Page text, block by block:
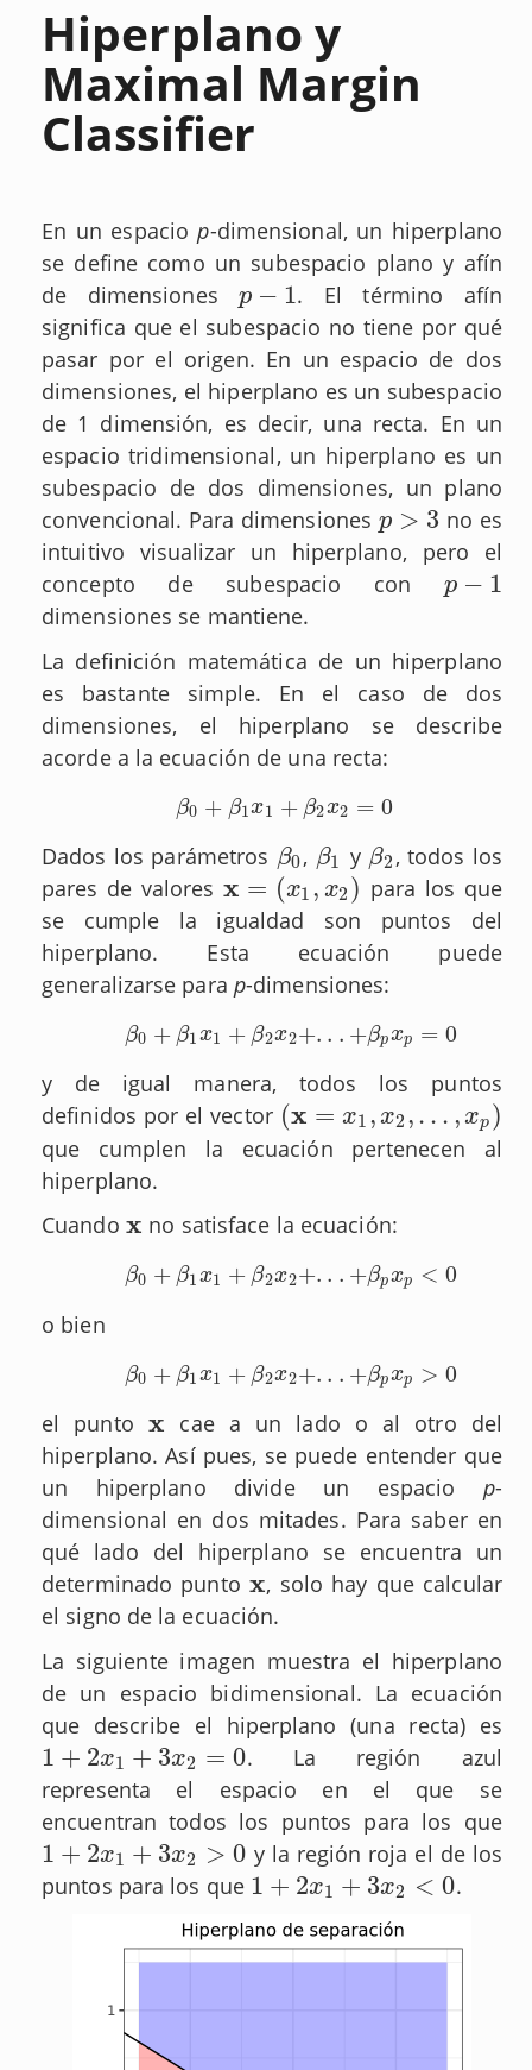
Hiperplano y
Maximal Margin
Classifier
En un espaciop-dimensional, un hiperplano
se define como un subespacio plano y afín
de dimensionesp − 1
p −1
. El término afín
significa que el subespacio no tiene por qué
pasar por el origen. En un espacio de dos
dimensiones, el hiperplano es un subespacio
de 1 dimensión, es decir, una recta. En un
espacio tridimensional, un hiperplano es un
subespacio de dos dimensiones, un plano
convencional. Para dimensiones p > 3
p>3
no es
intuitivo visualizar un hiperplano, pero el
concepto de subespacio con p − 1
p−1
dimensiones se mantiene.
La definición matemática de un hiperplano
es bastante simple. En el caso de dos
dimensiones, el hiperplano se describe
acorde a la ecuación de una recta:
β0 + β1x1 + β2x2 = 0
β0+β1x1 +β2x2=0
Dados los parámetros β0
β0, β1
β1 y β2
β2, todos los
pares de valoresx = (x1 , x2 )
x= (x1 ,x2)
para los que
se cumple la igualdad son puntos del
hiperplano. Esta ecuación puede
generalizarse para p-dimensiones:
β0 + β1x1 + β2x2+. . . +βpxp = 0
β0+β1x 1+β2x2+...+ β p xp=0
y de igual manera, todos los puntos
definidos por el vector (x = x1 , x2 ,. . . , xp )
(x= x1, x2,. ..,xp)
que cumplen la ecuación pertenecen al
hiperplano.
Cuando x
x no satisface la ecuación:
β0 + β1x1 + β2x2+. . . +βpxp < 0
β0+β1x 1+β2x2+...+ β p xp<0
o bien
β0 + β1x1 + β2x2+. . . +βpxp > 0
β0+β1x 1+β2x2+...+ β p xp>0
el punto x
x
cae a un lado o al otro del
hiperplano. Así pues, se puede entender que
un hiperplano divide un espacio p-
dimensional en dos mitades. Para saber en
qué lado del hiperplano se encuentra un
determinado punto x
x , solo hay que calcular
el signo de la ecuación.
La siguiente imagen muestra el hiperplano
de un espacio bidimensional. La ecuación
que describe el hiperplano (una recta) es
1 + 2x1 + 3x2 = 0
1 +2x 1+3 x2= 0
. La región azul
representa el espacio en el que se
encuentran todos los puntos para los que
1 + 2x1 + 3x2 > 0
1 +2x 1+3 x2> 0
y la región roja el de los
puntos para los que 1 + 2x1 + 3x2 < 0
1 +2x1+3 x2< 0 .